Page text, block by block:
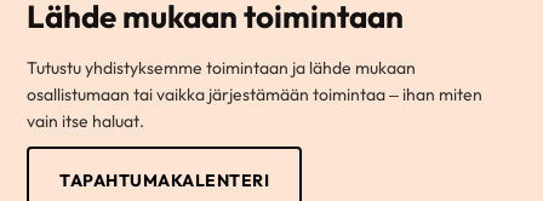
Lähde mukaan toimintaan
Tutustu yhdistyksemme toimintaan ja lähde mukaan
osallistumaan tai vaikka järjestämään toimintaa – ihan miten
vain itse haluat.
TAPAHTUMAKALENTERI